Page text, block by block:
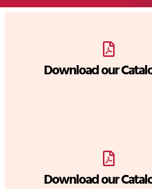
Download our
Download our